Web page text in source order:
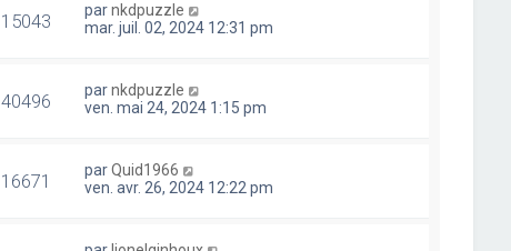
15043 parnkdpuzzle
mar. juil. 02, 2024 12:31 pm
40496 parnkdpuzzle
ven. mai 24, 2024 1:15 pm
16671 parQuid1966
ven. avr. 26, 2024 12:22 pm